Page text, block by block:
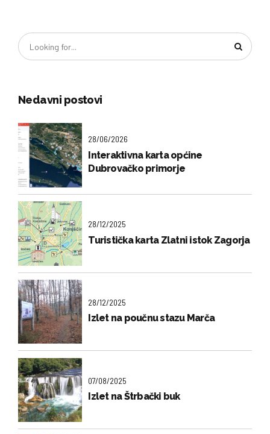
Nedavni postovi
28/06/2026
Interaktivna karta općine
Dubrovačko primorje
28/12/2025
Turistička karta Zlatni istok Zagorja
28/12/2025
Izlet na poučnu stazu Marča
07/08/2025
Izlet na Štrbački buk